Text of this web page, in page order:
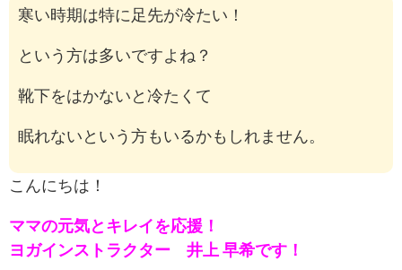
寒い時期は特に足先が冷たい！
という方は多いですよね？
靴下をはかないと冷たくて
眠れないという方もいるかもしれません。
こんにちは！
ママの元気とキレイを応援！
ヨガインストラクター 井上 早希です！